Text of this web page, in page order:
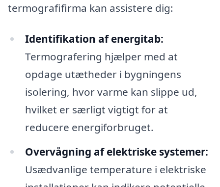
termografifirma kan assistere dig:
Identifikation af energitab:
Termografering hjælper med at
opdage utætheder i bygningens
isolering, hvor varme kan slippe ud,
hvilket er særligt vigtigt for at
reducere energiforbruget.
Overvågning af elektriske systemer:
Usædvanlige temperature i elektriske